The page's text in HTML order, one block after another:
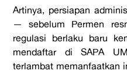
Artinya, persiapan
— sebelum Permen
regulasi berlaku baru
mendaftar di SAPA
terlambat memanfaatkan